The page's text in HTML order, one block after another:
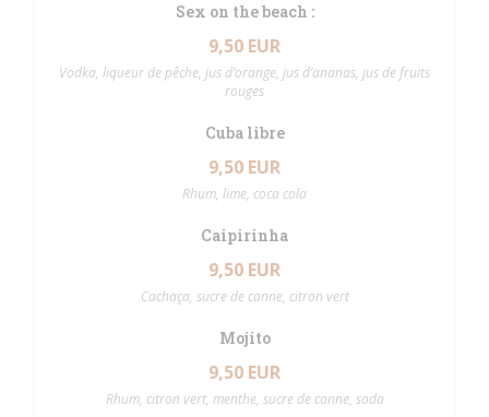
Sex on the beach :
9,50 EUR
Vodka, liqueur de pêche, jus d’orange, jus d’ananas, jus de fruits
rouges
Cuba libre
9,50 EUR
Rhum, lime, coca cola
Caipirinha
9,50 EUR
Cachaça, sucre de canne, citron vert
Mojito
9,50 EUR
Rhum, citron vert, menthe, sucre de canne, soda